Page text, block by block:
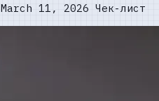
March 11, 2026 Чек-лист